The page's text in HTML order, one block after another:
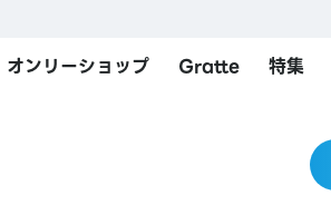
オンリーショップ Gratte 特集